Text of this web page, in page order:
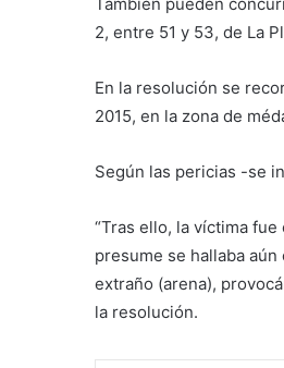
2, entre 51 y 53, de La
En la resolución se
2015, en la zona de
Según las pericias -se
“Tras ello, la víctima
presume se hallaba
extraño (arena),
la resolución.